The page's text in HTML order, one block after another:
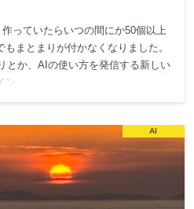
っていたらいつの間にか50個以上
まとまりが付かなくなりました。
とか、AIの使い方を発信する新しい
ン…
AI